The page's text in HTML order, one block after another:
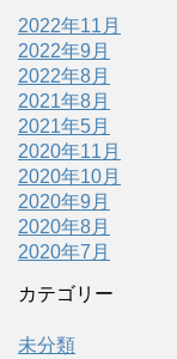
2022年11月
2022年9月
2022年8月
2021年8月
2021年5月
2020年11月
2020年10月
2020年9月
2020年8月
2020年7月
カテゴリー
未分類